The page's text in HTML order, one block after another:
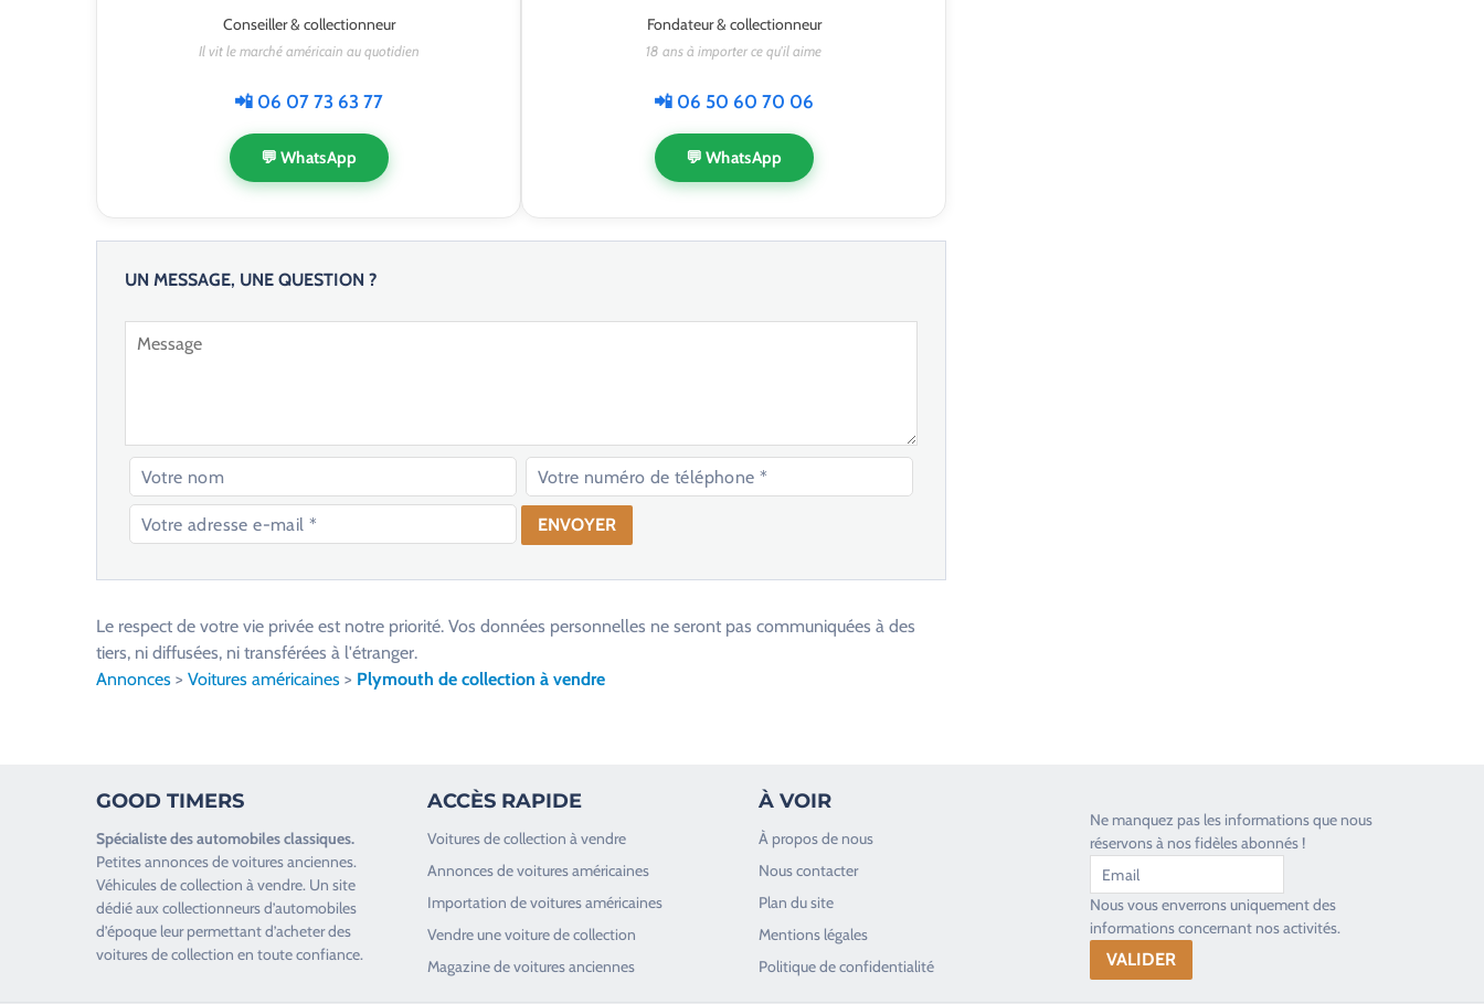
Conseiller & collectionneur
Il vit le marché américain au quotidien
📲 06 07 73 63 77
💬 WhatsApp
Fondateur & collectionneur
18 ans à importer ce qu'il aime
📲 06 50 60 70 06
💬 WhatsApp
UN MESSAGE, UNE QUESTION ?
l
a
s
e
r
c
Le respect de votre vie privée est notre priorité. Vos données personnelles ne seront pas communiquées à des
tiers, ni diffusées, ni transférées à l'étranger.
Annonces > Voitures américaines > Plymouth de collection à vendre
GOOD TIMERS
Spécialiste desautomobiles classiques.
Petites annonces devoitures anciennes.
Véhicules de collection à vendre. Un site
dédié aux collectionneurs d’automobiles
d’époque leur permettant d’acheter des
voitures de collection en toute confiance.
ACCÈS RAPIDE
Voitures de collection à vendre
Annonces de voitures américaines
Importation de voitures américaines
Vendre une voiture de collection
Magazine de voitures anciennes
À VOIR
À propos de nous
Nous contacter
Plan du site
Mentions légales
Politique de confidentialité
Ne manquez pas les informations que nous
réservons à nos fidèles abonnés !
Nous vous enverrons uniquement des
informations concernant nos activités.